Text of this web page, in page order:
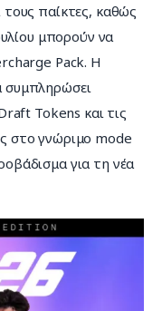
τους παίκτες, καθώς
μπορούν να
Pack. Η
συμπληρώσει
Tokens και τις
στο γνώριμο mode
για τη νέα